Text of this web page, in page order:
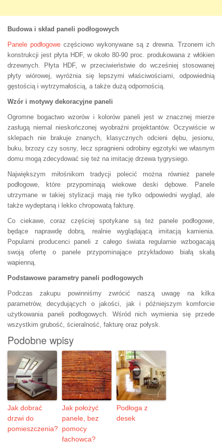
Budowa i skład paneli podłogowych
Panele podłogowe częściowo wykonywane są z drewna. Trzonem ich
konstrukcji jest płyta HDF, w około 80-90 proc. produkowana z włókien
drzewnych. Płyta HDF, w przeciwieństwie do wcześniej stosowanej
płyty wiórowej, wyróżnia się lepszymi właściwościami, odpowiednią
gęstością i wytrzymałością, a także dużą odpornością.
Wzór i motywy dekoracyjne paneli
Ogromne bogactwo wzorów i kolorów paneli jest w znacznej mierze
zasługą niemal nieskończonej wyobraźni projektantów. Oczywiście w
sklepach nie brakuje znanych, klasycznych odcieni dębu, jesionu,
buku, brzozy czy sosny, lecz spragnieni odrobiny egzotyki we własnym
domu mogą zdecydować się też na imitację drzewa tygrysiego.
Największym miłośnikom tradycji polecić można również panele
podłogowe, które przypominają wiekowe deski dębowe. Panele
utrzymane w takiej stylizacji mają nie tylko odpowiedni wygląd, ale
także wydeptaną i lekko chropowatą fakturę.
Co ciekawe, coraz częściej spotykane są też panele podłogowe,
będące naprawdę dobrą, realnie wyglądającą imitacją kamienia.
Popularni producenci paneli z całego świata regularnie wzbogacają
swoją ofertę o panele przypominające przykładowo białą skałą
wapienną.
Podstawowe parametry paneli podłogowych
Podczas zakupu powinniśmy zwrócić naszą uwagę na kilka
parametrów, decydujących o jakości, jak i późniejszym komforcie
użytkowania paneli podłogowych. Wśród nich wymienia się przede
wszystkim grubość, ścieralność, fakturę oraz połysk.
Podobne wpisy
Jak dobrać
drzwi do
pomieszczenia?
Jak położyć
panele, bez
pomocy
fachowca?
Podłoga z
desek